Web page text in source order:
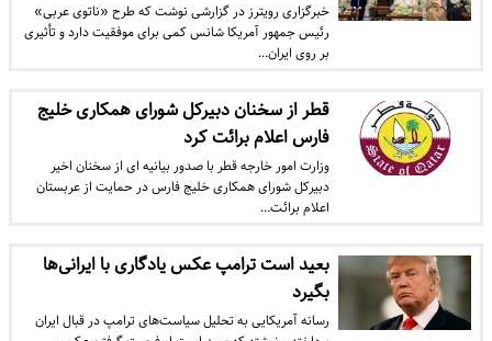
خبرگزاری رویترز در گزارشی نوشت که طرح «ناتوی عربی»
رئیس جمهور آمریکا شانس کمی برای موفقیت دارد و تأثیری
بر روی ایران…
قطر از سخنان دبیرکل شورای همکاری خلیج
فارس اعلام برائت کرد
​وزارت امور خارجه قطر با صدور بیانیه ای از سخنان اخیر
دبیرکل شورای همکاری خلیج فارس در حمایت از عربستان
اعلام برائت…
بعید است ترامپ عکس یادگاری با ایرانی‌ها
بگیرد
​رسانه آمریکایی به تحلیل سیاست‌های ترامپ در قبال ایران